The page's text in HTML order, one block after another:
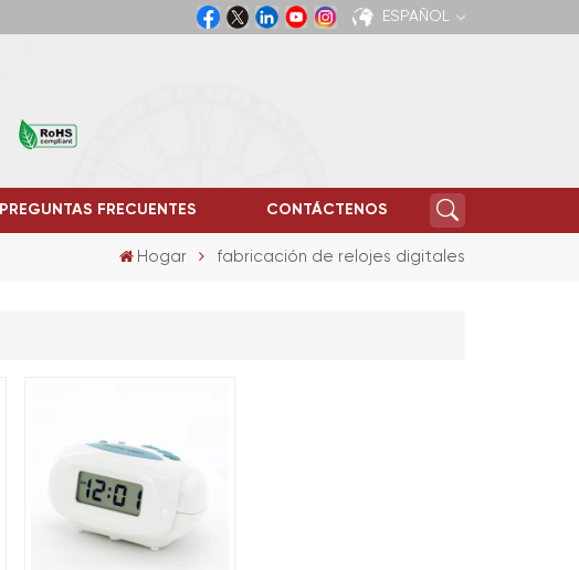
ESPAÑOL
PREGUNTAS FRECUENTES CONTÁCTENOS
Hogar fabricación de relojes digitales